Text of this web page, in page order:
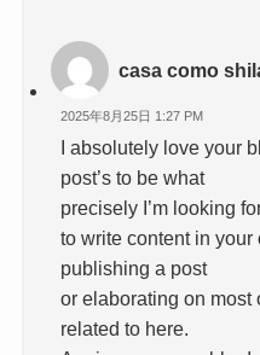
casa como
2025年8月25日 1:27 PM
I absolutely love your
post’s to be what
precisely I’m looking
to write content in your
publishing a post
or elaborating on most
related to here.